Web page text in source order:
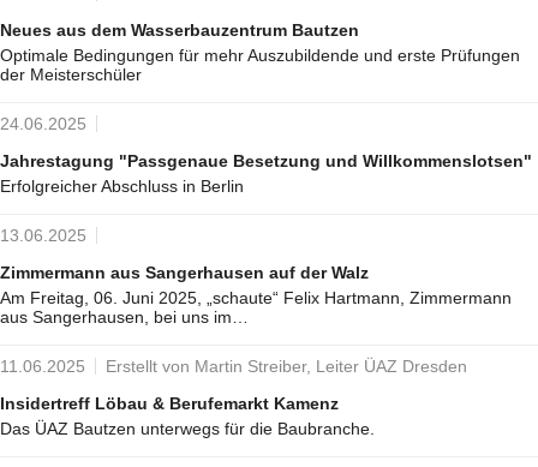
Neues aus dem Wasserbauzentrum Bautzen
Optimale Bedingungen für mehr Auszubildende und erste Prüfungen
der Meisterschüler
24.06.2025
Jahrestagung "Passgenaue Besetzung und Willkommenslotsen"
Erfolgreicher Abschluss in Berlin
13.06.2025
Zimmermann aus Sangerhausen auf der Walz
Am Freitag, 06. Juni 2025, „schaute“ Felix Hartmann, Zimmermann
aus Sangerhausen, bei uns im…
11.06.2025
Erstellt von Martin Streiber, Leiter ÜAZ Dresden
Insidertreff Löbau & Berufemarkt Kamenz
Das ÜAZ Bautzen unterwegs für die Baubranche.